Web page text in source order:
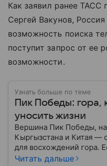
Как заявил ранее ТАСС
Сергей Вакунов,
возможность поиска
поступит запрос от ее
возможности.
Узнать больше по теме
Пик Победы: гора,
уносить жизни
Вершина Пик Победы,
Кыргызстана и Китая —
для восхождений гора.
метров, а северное
Читать дальше